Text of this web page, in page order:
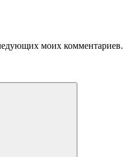
моих комментариев.